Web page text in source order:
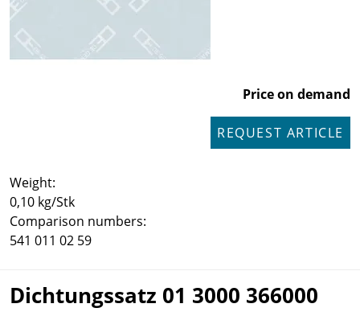
Price on demand
REQUEST ARTICLE
Weight:
0,10 kg/Stk
Comparison numbers:
541 011 02 59
Dichtungssatz 01 3000 366000